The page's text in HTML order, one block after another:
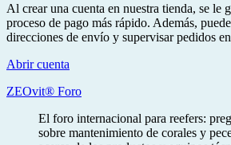
Al crear una cuenta en nuestra tienda, se le
proceso de pago más rápido. Además,
direcciones de envío y supervisar pedidos
Abrir cuenta
ZEOvit® Foro
El foro internacional para reefers:
sobre mantenimiento de corales y